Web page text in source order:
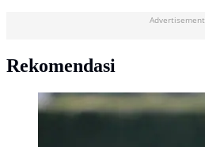
Advertisement
Rekomendasi